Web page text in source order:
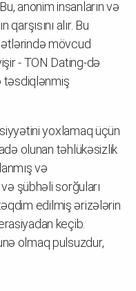
anonim insanların və
alır. Bu
mövcud
- TON Dating-də
təsdiqlənmiş
yoxlamaq üçün
olunan təhlükəsizlik
və
şübhəli sorğuları
təqdim edilmiş ərizələrin
keçib.
olmaq pulsuzdur,